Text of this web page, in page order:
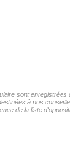
sont
à nos
de la liste